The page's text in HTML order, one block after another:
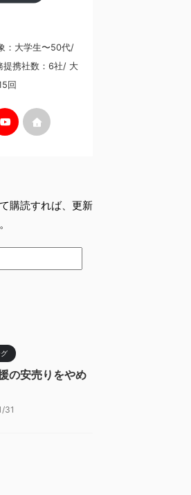
：大学生〜50代/
提携社数：6社/ 大
回
購読すれば、更新
の安売りをやめ
31